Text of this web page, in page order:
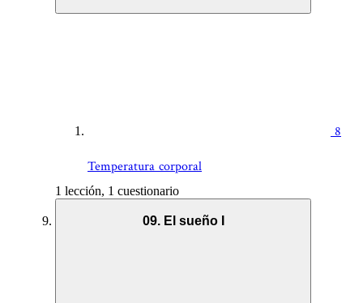
8
Temperatura corporal
1 lección, 1 cuestionario
09. El sueño I